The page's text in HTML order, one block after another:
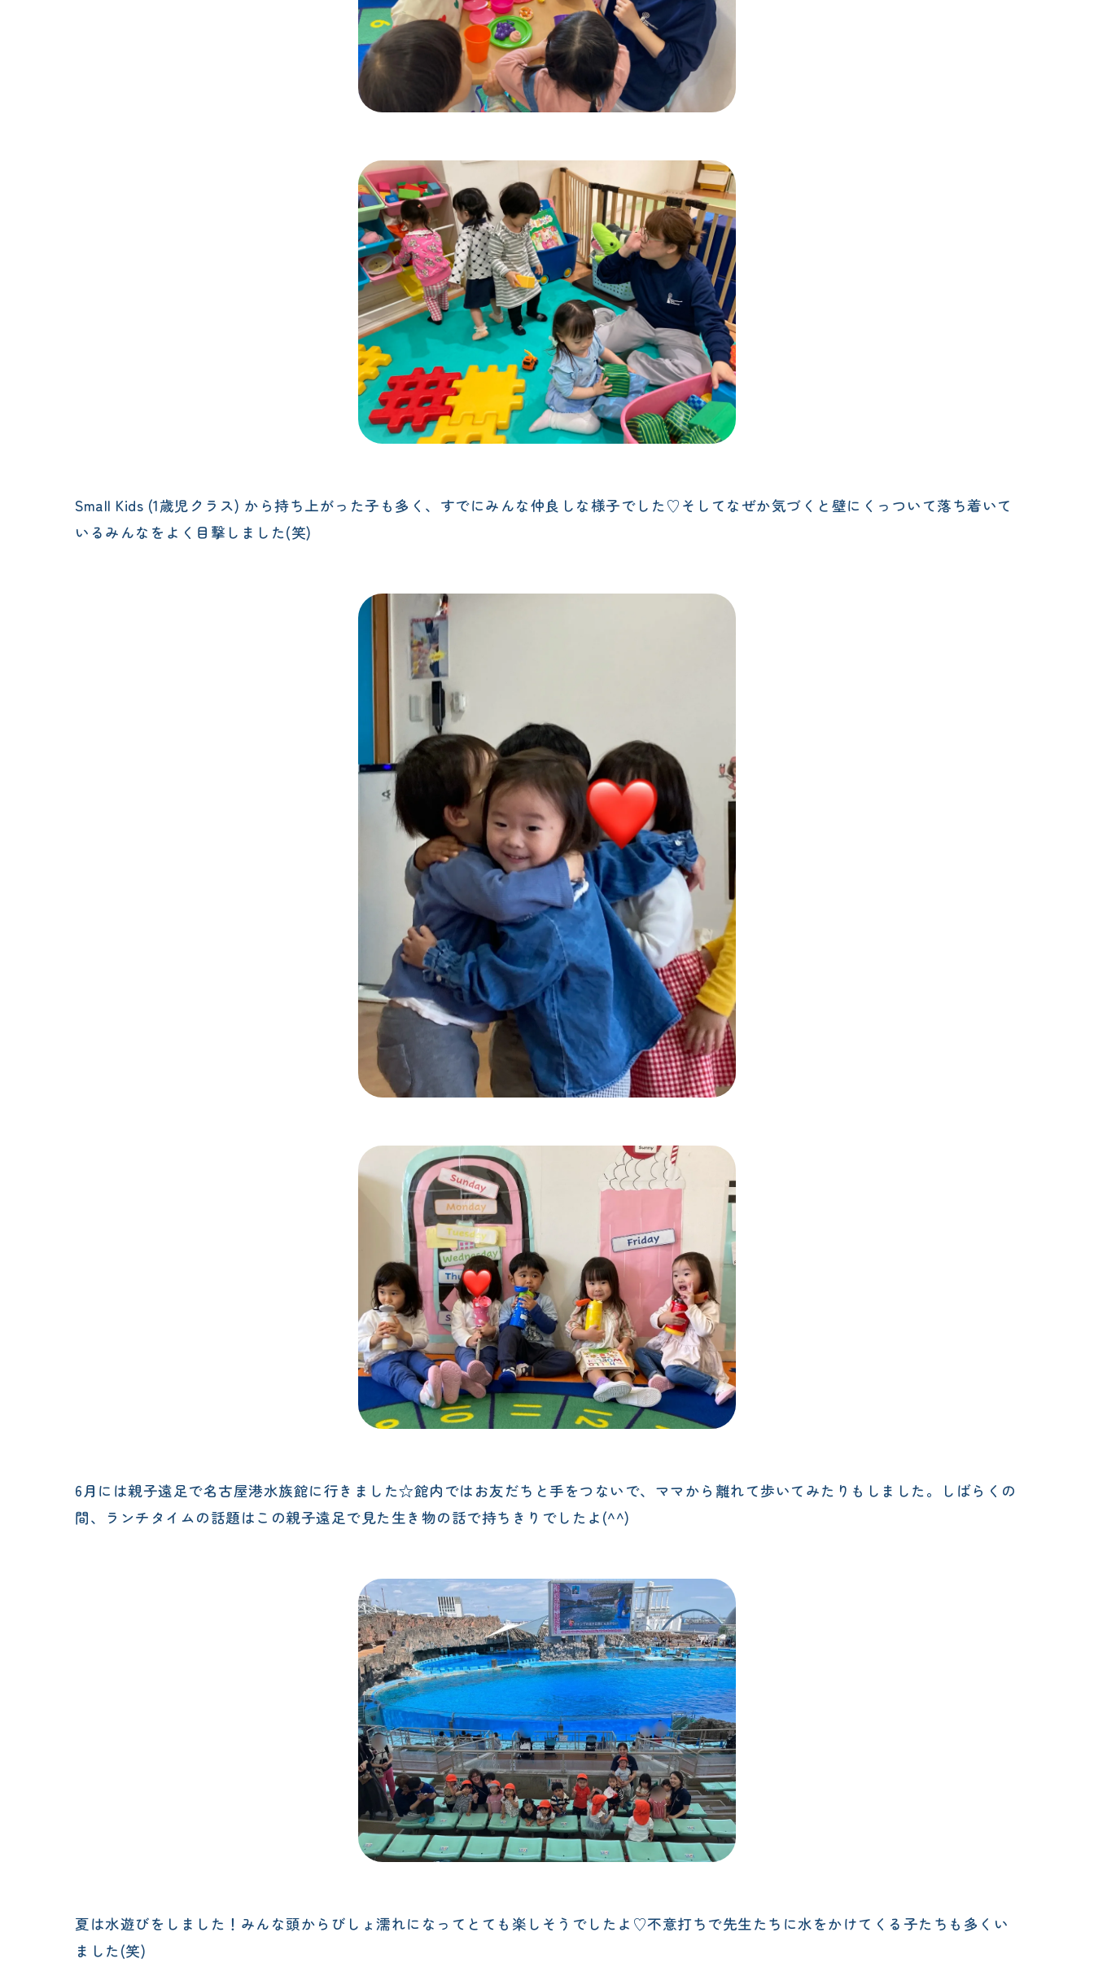
Small Kids (1歳児クラス) から持ち上がった子も多く、すでにみんな仲良しな様子でした♡そしてなぜか気づくと壁にくっついて落ち着いて
いるみんなをよく目撃しました(笑)
6月には親子遠足で名古屋港水族館に行きました☆館内ではお友だちと手をつないで、ママから離れて歩いてみたりもしました。しばらくの
間、ランチタイムの話題はこの親子遠足で見た生き物の話で持ちきりでしたよ(^^)
夏は水遊びをしました！みんな頭からびしょ濡れになってとても楽しそうでしたよ♡不意打ちで先生たちに水をかけてくる子たちも多くい
ました(笑)